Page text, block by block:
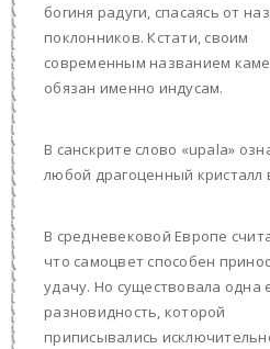
богиня радуги, спасаясь от
поклонников. Кстати, своим
современным названием
обязан именно индусам.
В санскрите слово «upala»
любой драгоценный кристалл
В средневековой Европе
что самоцвет способен
удачу. Но существовала одна
разновидность, которой
приписывались